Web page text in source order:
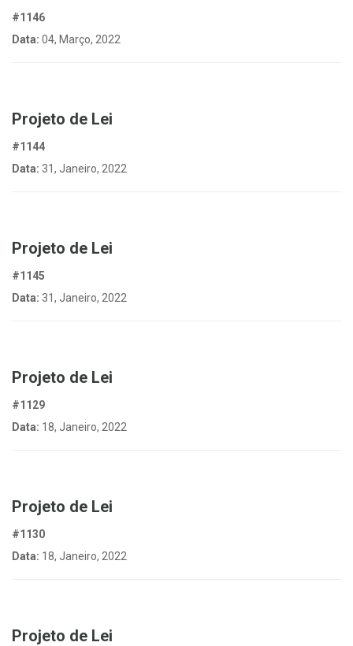
#1146
Data: 04, Março, 2022
Projeto de Lei
#1144
Data: 31, Janeiro, 2022
Projeto de Lei
#1145
Data: 31, Janeiro, 2022
Projeto de Lei
#1129
Data: 18, Janeiro, 2022
Projeto de Lei
#1130
Data: 18, Janeiro, 2022
Projeto de Lei